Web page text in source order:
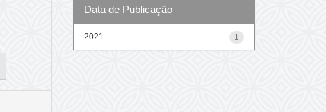
Data de Publicação
1
2021